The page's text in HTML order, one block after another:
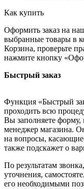
Как купить
Оформить заказ на
выбранные товары в
Корзина, проверьте
нажмите кнопку
Быстрый заказ
Функция «Быстрый
проходить всю
Вы заполняете форму,
менеджер магазина.
на вопросы,
также подскажет о
По результатам
уточнения,
его необходимыми